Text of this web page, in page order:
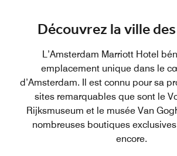
Découvrez la ville
L’Amsterdam Marriott Hotel
emplacement unique dans le
d’Amsterdam. Il est connu pour sa
sites remarquables que sont le
Rijksmuseum et le musée Van
nombreuses boutiques
encore.